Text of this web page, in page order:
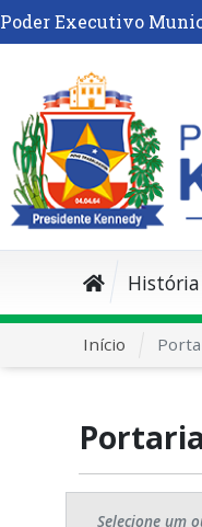
Poder Executivo
História
Início
Selecione um